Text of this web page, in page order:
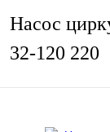
Насос
32-120 220